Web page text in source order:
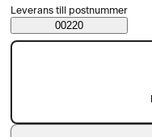
Saatavuustiedot
Välj beställningssätt
Leverans till postnummer
00220